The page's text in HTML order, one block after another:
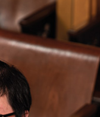
LINE EMAIL